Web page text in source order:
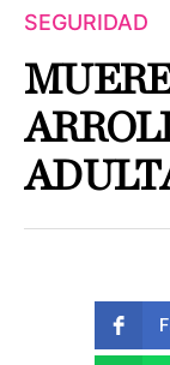
SEGURIDAD